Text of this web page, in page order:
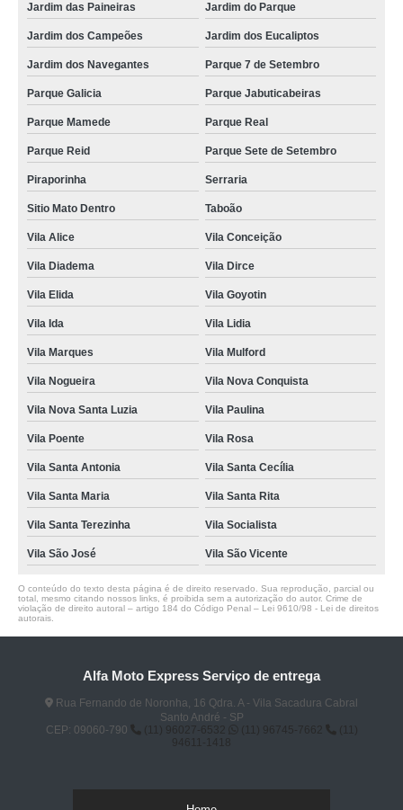
Jardim das Paineiras Jardim do Parque
Jardim dos Campeões Jardim dos Eucaliptos
Jardim dos Navegantes Parque 7 de Setembro
Parque Galicia Parque Jabuticabeiras
Parque Mamede Parque Real
Parque Reid Parque Sete de Setembro
Piraporinha Serraria
Sitio Mato Dentro Taboão
Vila Alice Vila Conceição
Vila Diadema Vila Dirce
Vila Elida Vila Goyotin
Vila Ida Vila Lidia
Vila Marques Vila Mulford
Vila Nogueira Vila Nova Conquista
Vila Nova Santa Luzia Vila Paulina
Vila Poente Vila Rosa
Vila Santa Antonia Vila Santa Cecília
Vila Santa Maria Vila Santa Rita
Vila Santa Terezinha Vila Socialista
Vila São José Vila São Vicente
O conteúdo do texto desta página é de direito reservado. Sua reprodução, parcial ou
total, mesmo citando nossos links, é proibida sem a autorização do autor. Crime de
violação de direito autoral – artigo 184 do Código Penal – Lei 9610/98 - Lei de direitos
autorais
Alfa Moto Express Serviço de entrega
Rua Fernando de Noronha, 16 Qdra. A - Vila Sacadura Cabral
Santo André - SP
CEP: 09060-790
(11) 96027-6532 (11) 96745-7662
(11)
94611-1418